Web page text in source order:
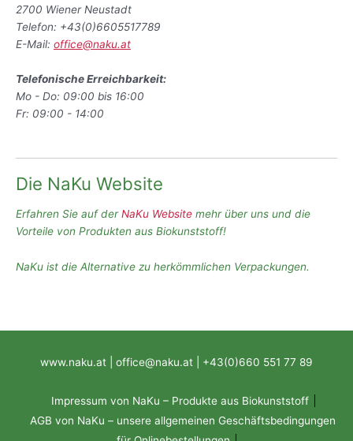
2700 Wiener Neustadt
Telefon: +43(0)6605517789
E-Mail: office@naku.at
Telefonische Erreichbarkeit:
Mo - Do: 09:00 bis 16:00
Fr: 09:00 - 14:00
Die NaKu Website
Erfahren Sie auf derNaKu Website mehr über uns und die
Vorteile von Produkten aus Biokunststoff!
NaKu ist die Alternative zu herkömmlichen Verpackungen.
www.naku.at | office@naku.at | +43(0)660 551 77 89
Impressum von NaKu – Produkte aus Biokunststoff
AGB von NaKu – unsere allgemeinen Geschäftsbedingungen